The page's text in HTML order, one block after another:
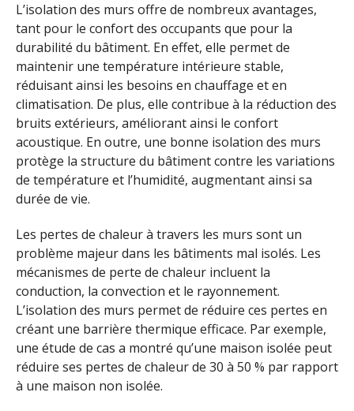
L’isolation des murs offre de nombreux avantages,
tant pour le confort des occupants que pour la
durabilité du bâtiment. En effet, elle permet de
maintenir une température intérieure stable,
réduisant ainsi les besoins en chauffage et en
climatisation. De plus, elle contribue à la réduction des
bruits extérieurs, améliorant ainsi le confort
acoustique. En outre, une bonne isolation des murs
protège la structure du bâtiment contre les variations
de température et l’humidité, augmentant ainsi sa
durée de vie.
Les pertes de chaleur à travers les murs sont un
problème majeur dans les bâtiments mal isolés. Les
mécanismes de perte de chaleur incluent la
conduction, la convection et le rayonnement.
L’isolation des murs permet de réduire ces pertes en
créant une barrière thermique efficace. Par exemple,
une étude de cas a montré qu’une maison isolée peut
réduire ses pertes de chaleur de 30 à 50 % par rapport
à une maison non isolée.